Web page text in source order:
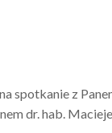
spotkanie z
dr. hab.